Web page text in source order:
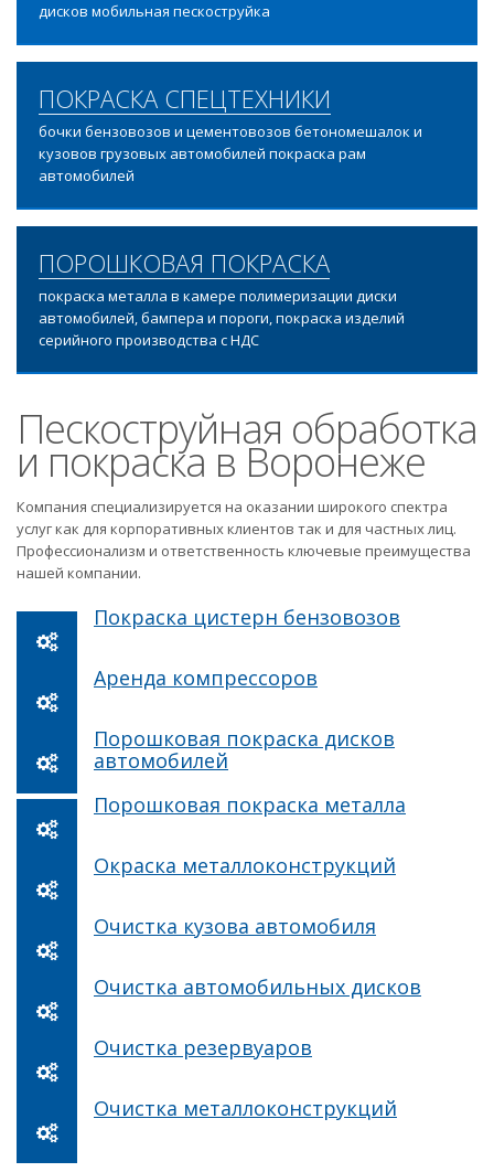
дисков мобильная пескоструйка
ПОКРАСКА СПЕЦТЕХНИКИ
бочки бензовозов и цементовозов бетономешалок и
кузовов грузовых автомобилей покраска рам
автомобилей
ПОРОШКОВАЯ ПОКРАСКА
покраска металла в камере полимеризации диски
автомобилей, бампера и пороги, покраска изделий
серийного производства с НДС
Пескоструйная обработка
и покраска в Воронеже
Компания специализируется на оказании широкого спектра
услуг как для корпоративных клиентов так и для частных лиц.
Профессионализм и ответственность ключевые преимущества
нашей компании.
Покраска цистерн бензовозов
Аренда компрессоров
Порошковая покраска дисков
автомобилей
Порошковая покраска металла
Окраска металлоконструкций
Очистка кузова автомобиля
Очистка автомобильных дисков
Очистка резервуаров
Очистка металлоконструкций